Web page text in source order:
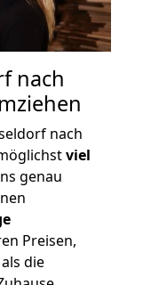
nach
nach
viel
genau
Preisen,
die